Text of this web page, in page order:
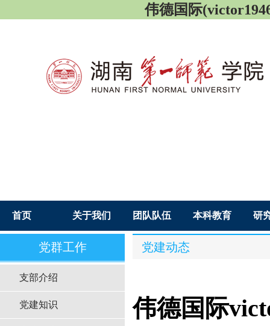
伟德国际
首页 关于我们 团队队伍 本科教育 研
党群工作
支部介绍
党建知识
党建动态
伟德国际